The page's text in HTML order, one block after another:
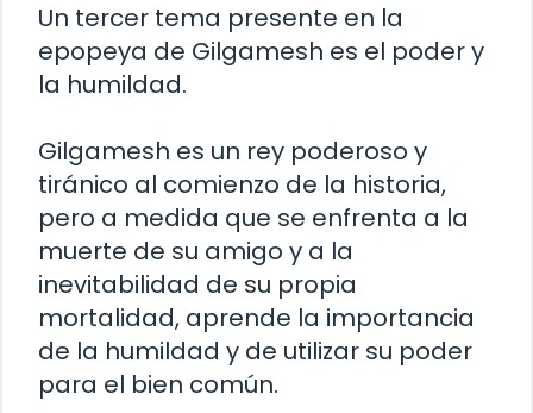
Un tercer tema presente en la
epopeya de Gilgamesh es el poder y
la humildad.
Gilgamesh es un rey poderoso y
tiránico al comienzo de la historia,
pero a medida que se enfrenta a la
muerte de su amigo y a la
inevitabilidad de su propia
mortalidad, aprende la importancia
de la humildad y de utilizar su poder
para el bien común.